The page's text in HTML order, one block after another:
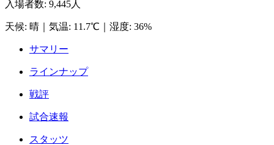
入場者数: 9,445人
天候: 晴 気温: 11.7℃ 湿度: 36%
サマリー
ラインナップ
戦評
試合速報
スタッツ